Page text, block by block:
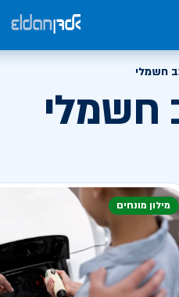
חשמלי
חשמלי
מילון מונחים